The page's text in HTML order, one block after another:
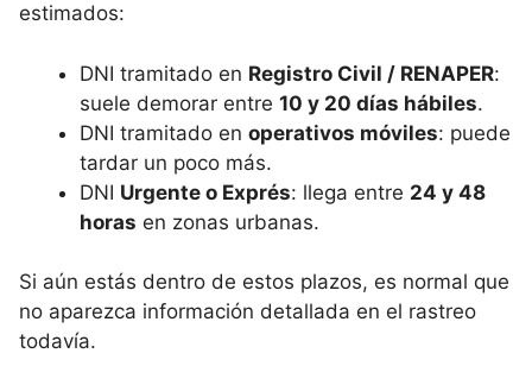
estimados:
DNI tramitado en Registro Civil / RENAPER:
suele demorar entre 10 y 20 días hábiles.
DNI tramitado en operativos móviles: puede
tardar un poco más.
DNI Urgente o Exprés: llega entre 24 y 48
horas en zonas urbanas.
Si aún estás dentro de estos plazos, es normal que
no aparezca información detallada en el rastreo
todavía.